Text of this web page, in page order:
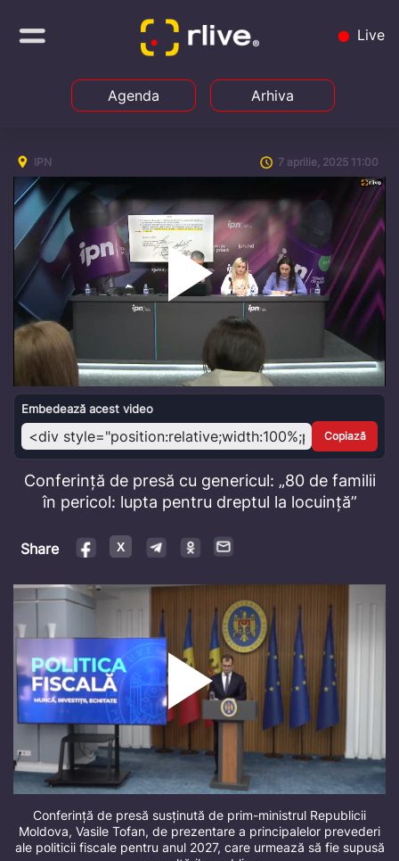
Live
Agenda Arhiva
IPN 7 aprilie, 2025 11:00
Play
Video
Embedează acest video
Copiază
Conferință de presă cu genericul: „80 de familii
în pericol: lupta pentru dreptul la locuință”
Share
Conferință de presă susținută de prim-ministrul Republicii
Moldova, Vasile Tofan, de prezentare a principalelor prevederi
ale politicii fiscale pentru anul 2027, care urmează să fie supusă